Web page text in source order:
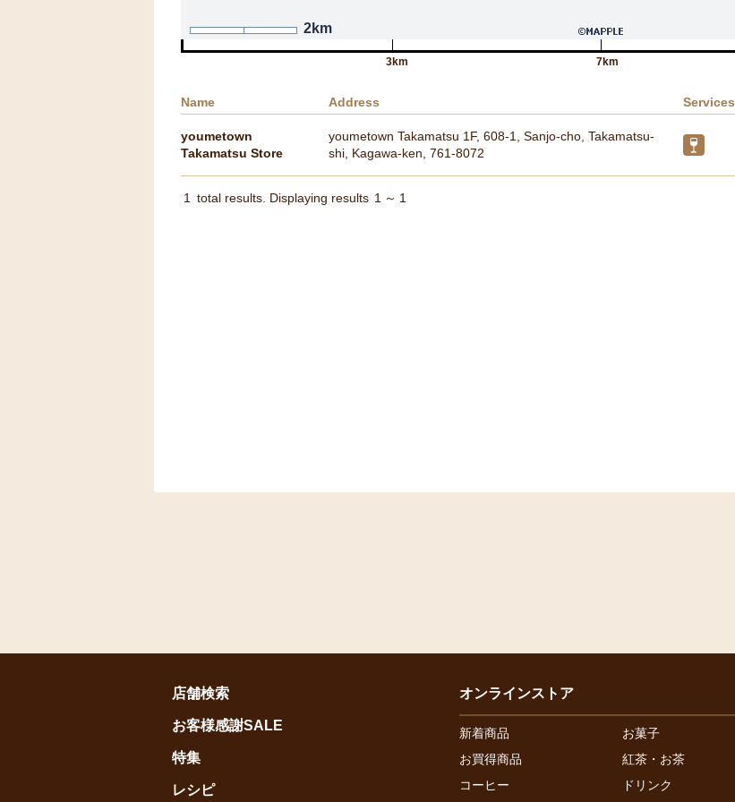
2km
3km 7km
Name Address Services
youmetown
Takamatsu Store
youmetown Takamatsu 1F, 608-1, Sanjo-cho, Takamatsu-
shi, Kagawa-ken, 761-8072
1 total results. Displaying results 1 ～ 1
店舗検索
お客様感謝SALE
特集
レシピ
オンラインストア
新着商品
お菓子
お買得商品
紅茶・お茶
コーヒー
ドリンク